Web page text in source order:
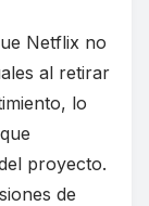
Netflix no
al retirar
lo
proyecto.
de